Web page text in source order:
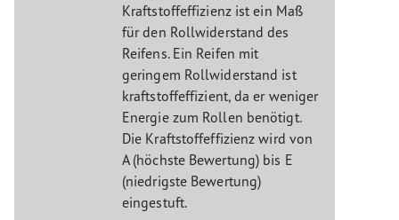
Kraftstoffeffizienz ist ein Maß
für den Rollwiderstand des
Reifens. Ein Reifen mit
geringem Rollwiderstand ist
kraftstoffeffizient, da er weniger
Energie zum Rollen benötigt.
Die Kraftstoffeffizienz wird von
A (höchste Bewertung) bis E
(niedrigste Bewertung)
eingestuft.